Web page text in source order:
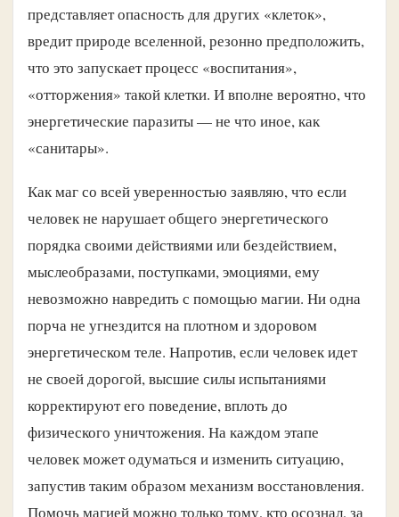
представляет опасность для других «клеток»,
вредит природе вселенной, резонно предположить,
что это запускает процесс «воспитания»,
«отторжения» такой клетки. И вполне вероятно, что
энергетические паразиты — не что иное, как
«санитары».
Как маг со всей уверенностью заявляю, что если
человек не нарушает общего энергетического
порядка своими действиями или бездействием,
мыслеобразами, поступками, эмоциями, ему
невозможно навредить с помощью магии. Ни одна
порча не угнездится на плотном и здоровом
энергетическом теле. Напротив, если человек идет
не своей дорогой, высшие силы испытаниями
корректируют его поведение, вплоть до
физического уничтожения. На каждом этапе
человек может одуматься и изменить ситуацию,
запустив таким образом механизм восстановления.
Помочь магией можно только тому, кто осознал, за